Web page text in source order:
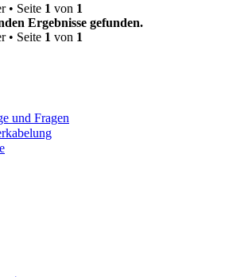
• Seite 1 von 1
Ergebnisse gefunden.
• Seite 1 von 1
und Fragen